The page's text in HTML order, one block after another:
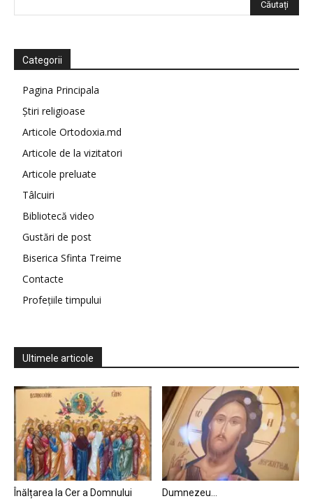
Categorii
Pagina Principala
Știri religioase
Articole Ortodoxia.md
Articole de la vizitatori
Articole preluate
Tâlcuiri
Bibliotecă video
Gustări de post
Biserica Sfinta Treime
Contacte
Profețiile timpului
Ultimele articole
Înălțarea la Cer a Domnului
Dumnezeu…